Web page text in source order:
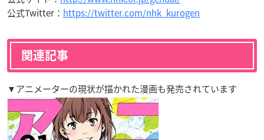
公式Twitter： https://twitter.com/nhk_kurogen
関連記事
▼アニメーターの現状が描かれた漫画も発売されています